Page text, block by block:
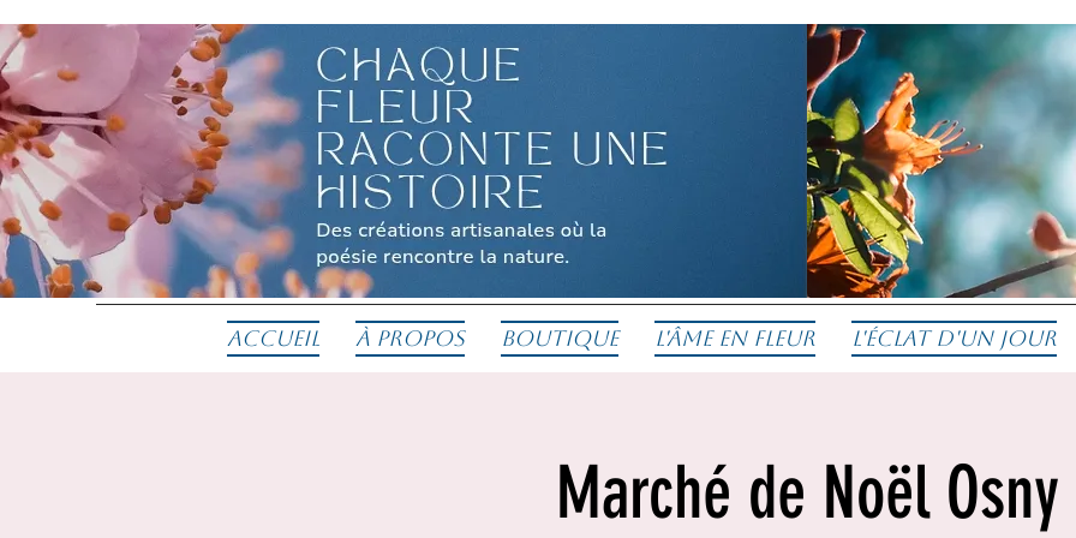
Accueil À propos Boutique L'Âme en fleur L'éclat d'un jour
Marché de Noël Osny